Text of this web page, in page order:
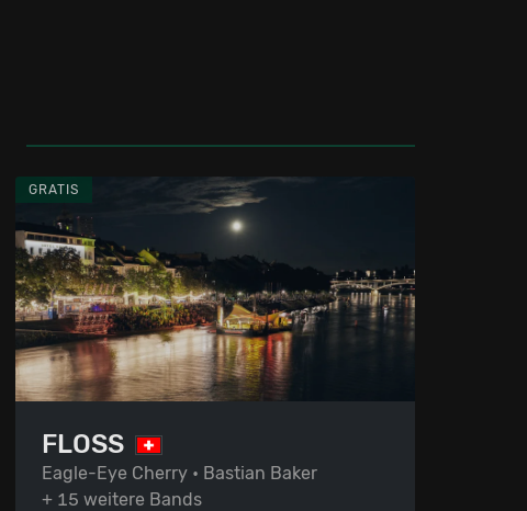
GRATIS
FLOSS
Eagle-Eye Cherry • Bastian Baker
+ 15 weitere Bands